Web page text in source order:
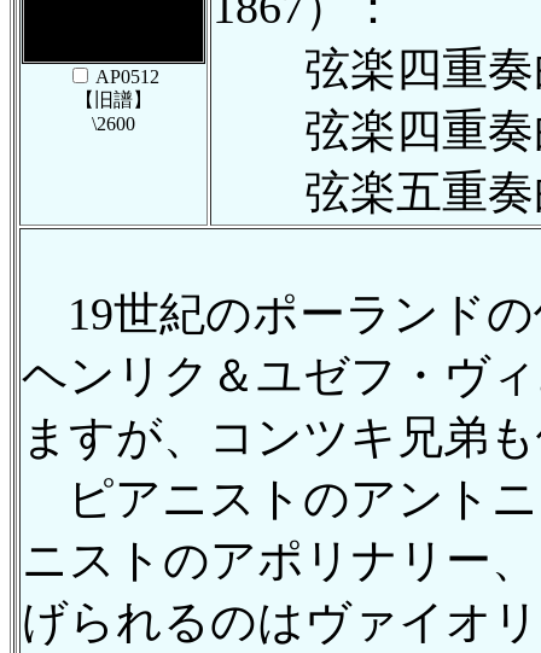
AP0512
【旧譜】
\2600
弦楽四重奏
弦楽四重奏
弦楽五重奏
19世紀のポーランド
ヘンリク＆ユゼフ・ヴ
ますが、コンツキ兄弟
ピアニストのアント
ニストのアポリナリー
げられるのはヴァイオ